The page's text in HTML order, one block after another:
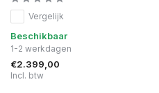
Vergelijk
Beschikbaar
1-2 werkdagen
€2.399,00
Incl. btw